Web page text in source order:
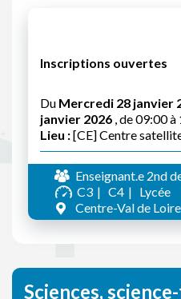
Inscriptions ouvertes
Du Mercredi 28 janvier
janvier 2026 , de 09:00 à
Lieu :[CE] Centre
Enseignant.e 2nd
C3
C4 Lycée
Centre-Val de Loire
Sciences,